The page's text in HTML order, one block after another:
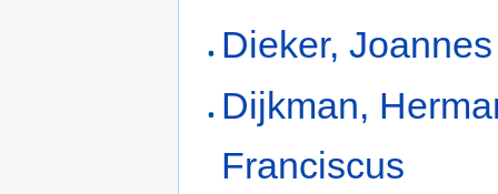
Dieker, Joannes
Dijkman,
Franciscus